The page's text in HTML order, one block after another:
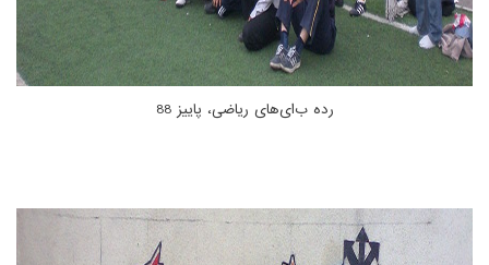
رده ب‌ای‌های ریاضی، پاییز 88